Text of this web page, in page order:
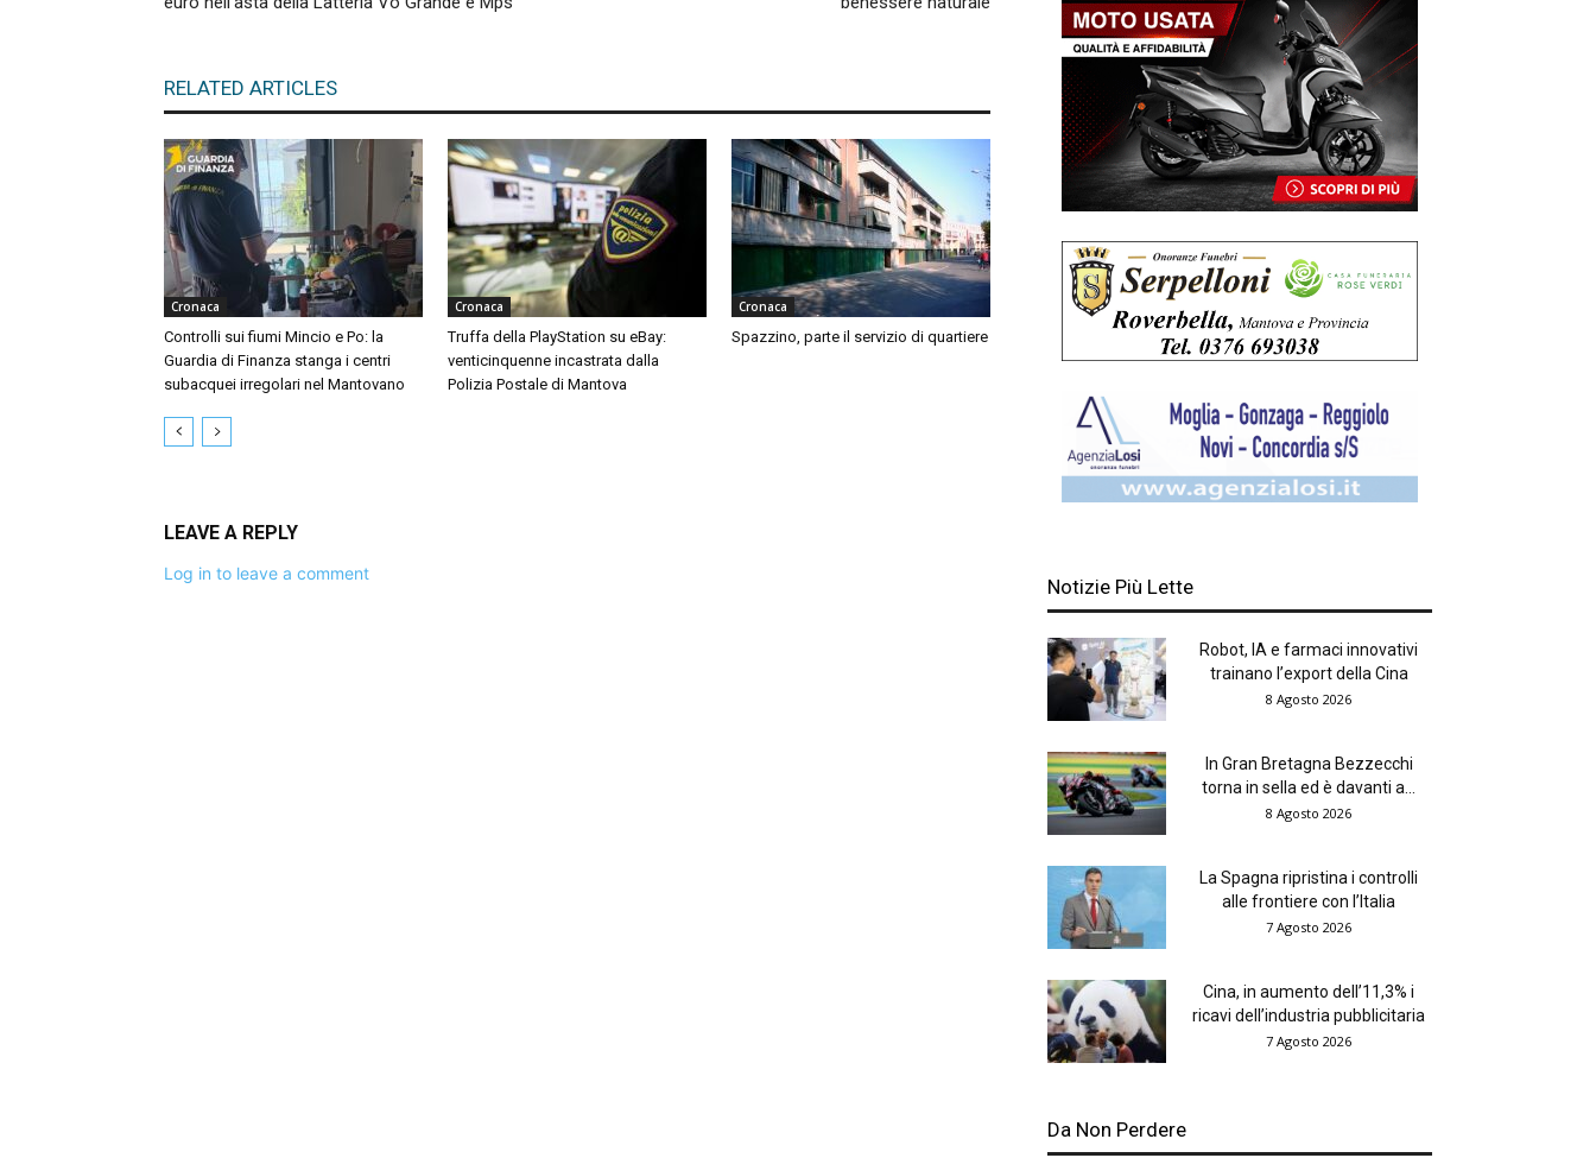
RELATED ARTICLES
Cronaca
Controlli sui fiumi Mincio e Po: la
Guardia di Finanza stanga i centri
subacquei irregolari nel Mantovano
Cronaca
Truffa della PlayStation su eBay:
venticinquenne incastrata dalla
Polizia Postale di Mantova
Cronaca
Spazzino, parte il servizio di quartiere
LEAVE A REPLY
Log in to leave a comment
Notizie Più Lette
Robot, IA e farmaci innovativi
trainano l’export della Cina
8 Agosto 2026
In Gran Bretagna Bezzecchi
torna in sella ed è davanti a...
8 Agosto 2026
La Spagna ripristina i controlli
alle frontiere con l’Italia
7 Agosto 2026
Cina, in aumento dell’11,3% i
ricavi dell’industria pubblicitaria
7 Agosto 2026
Da Non Perdere